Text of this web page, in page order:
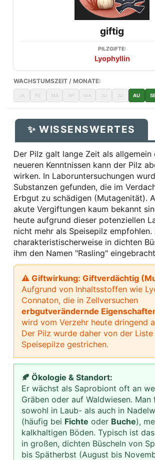
giftig
PILZGIFTE:
Lyophyllin
WACHSTUMSZEIT / MONATE:
JA FE MÄ AP MA JU JU AU
✨ WISSENSWERTES
Der Pilz galt lange Zeit als allgemein
neueren Kenntnissen kann der Pilz
wirken. In Laboruntersuchungen
Substanzen gefunden, die im
Erbgut zu schädigen (Mutagenität).
akute Vergiftungen kaum bekannt
heute aufgrund dieser potenziellen
nicht mehr als Speisepilz empfohlen.
charakteristischerweise in dichten
ihm den Namen "Rasling"
⚠ Giftwirkung: Giftverdächtig
Aufgrund von Inhaltsstoffen wie
Connaton, die in Zellversuchen
erbgutverändernde
wird vom Verzehr heute dringend
Der Pilz wurde daher von der
Speisepilze gestrichen.
🍂 Ökologie & Standort:
Er wächst als Saprobiont oft an
Gräben oder auf Waldwiesen. Man
sowohl in Laub- als auch in
(häufig bei Fichte oder Buche),
kalkhaltigen Böden. Typisch ist
in großen, dichten Büscheln von
bis Spätherbst (August bis